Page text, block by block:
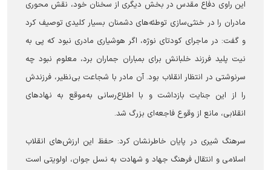
این راوی دفاع مقدس در بخش دیگری از سخنان خود، نقش محوری
مادران را در خنثی‌سازی توطئه‌های دشمنان بسیار کلیدی توصیف کرد
و گفت: در ماجرای کودتای نوژه، اگر هوشیاری مادری نبود که پی به
نیت پلید فرزند خلبانش برای بمباران جماران برد، معلوم نبود چه
سرنوشتی در انتظار انقلاب بود. آن مادر با شجاعت بی‌نظیر، فرزندش
را از این جنایت بازداشت و با اطلاع‌رسانی به‌موقع به نهادهای
انقلابی، مانع از وقوع فاجعه‌ای بزرگ شد.
سرهنگ شیری در پایان خاطرنشان کرد: حفظ این ارزش‌های انقلاب
اسلامی و انتقال فرهنگ جهاد و شهادت به نسل جوان، اولویتی است